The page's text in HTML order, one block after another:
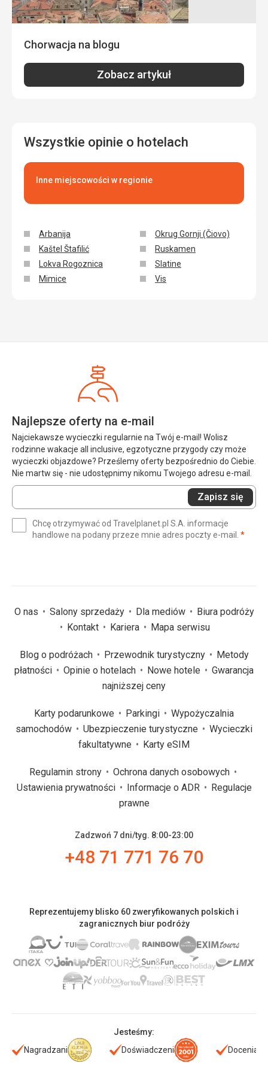
Chorwacja na blogu
Zobacz artykuł
Wszystkie opinie o hotelach
Inne miejscowości w regionie
Arbanija
Kaštel Štafilić
Lokva Rogoznica
Mimice
Okrug Gornji (Čiovo)
Ruskamen
Slatine
Vis
Najlepsze oferty na e-mail
Najciekawsze wycieczki regularnie na Twój e-mail! Wolisz
rodzinne wakacje all inclusive, egzotyczne przygody czy może
wycieczki objazdowe? Prześlemy oferty bezpośrednio do Ciebie.
Nie martw się - nie udostępnimy nikomu Twojego adresu e-mail.
Wprowadź
swój
(wymagane)
Zapisz się
Chcę otrzymywać od Travelplanet.pl S.A. informacje
handlowe na podany przeze mnie adres poczty e-mail. *
O nas Salony sprzedaży Dla mediów
Biura podróży
Kontakt
Kariera Mapa serwisu
Blog o podróżach Przewodnik turystyczny
Metody
płatności
Opinie o hotelach Nowe hotele
Gwarancja
najniższej ceny
Karty podarunkowe Parkingi
Wypożyczalnia
samochodów
Ubezpieczenie turystyczne
Wycieczki
fakultatywne
Karty eSIM
Regulamin strony
Ochrona danych osobowych
Ustawienia prywatności
Informacje o ADR
Regulacje
prawne
Zadzwoń 7 dni/tyg. 8:00-23:00
+48 71 771 76 70
Reprezentujemy blisko 60 zweryfikowanych polskich i
zagranicznych biur podróży
Jesteśmy:
Nagradzani
Doświadczeni Doceniani